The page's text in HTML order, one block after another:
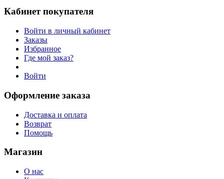
Кабинет покупателя
Войти в личный кабинет
Заказы
Избранное
Где мой заказ?
Войти
Оформление заказа
Доставка и оплата
Возврат
Помощь
Магазин
О нас